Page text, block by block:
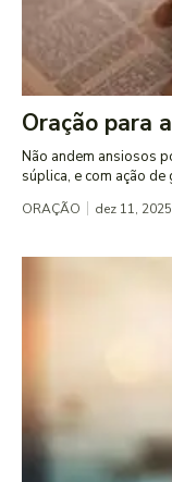
Oração para
Não andem ansiosos
súplica, e com ação
ORAÇÃO dez 11, 2025